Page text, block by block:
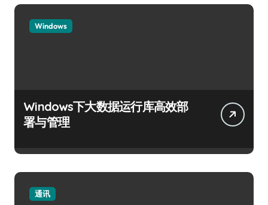
Windows
Windows下大数据运行库高效部
署与管理
通讯